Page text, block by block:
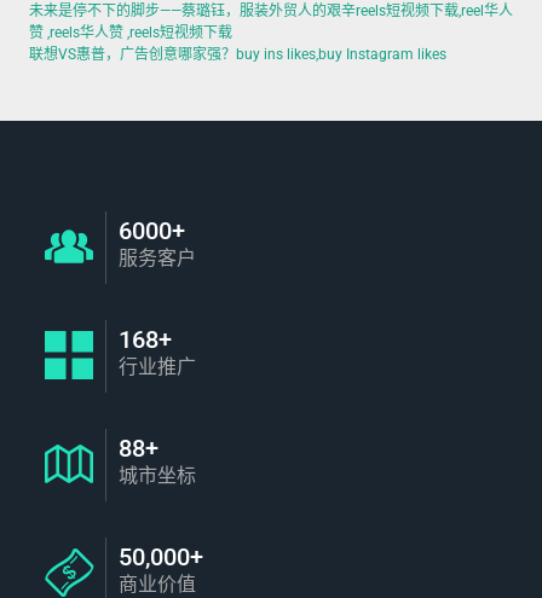
未来是停不下的脚步——蔡璐钰，服装外贸人的艰辛reels短视频下载,reel华人
赞 ,reels华人赞 ,reels短视频下载
联想VS惠普，广告创意哪家强？buy ins likes,buy Instagram likes
6000+
服务客户
168+
行业推广
88+
城市坐标
50,000+
商业价值